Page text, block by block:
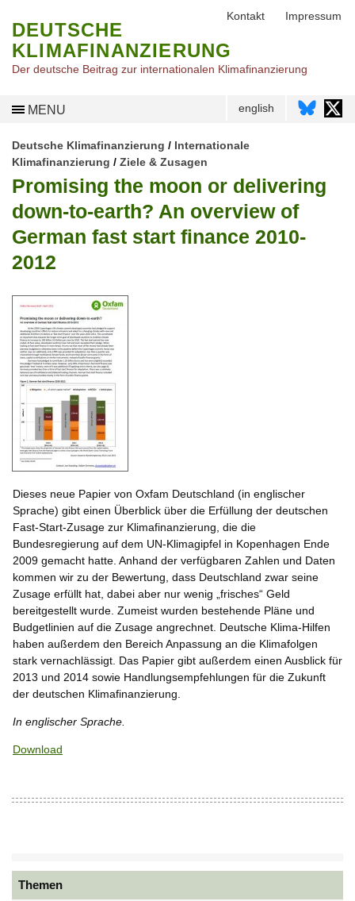
DEUTSCHE
KLIMAFINANZIERUNG
Der deutsche Beitrag zur internationalen Klimafinanzierung
MENU english
Deutsche Klimafinanzierung / Internationale
Klimafinanzierung / Ziele & Zusagen
Promising the moon or delivering
down-to-earth? An overview of
German fast start finance 2010-
2012
Dieses neue Papier von Oxfam Deutschland (in englischer
Sprache) gibt einen Überblick über die Erfüllung der deutschen
Fast-Start-Zusage zur Klimafinanzierung, die die
Bundesregierung auf dem UN-Klimagipfel in Kopenhagen Ende
2009 gemacht hatte. Anhand der verfügbaren Zahlen und Daten
kommen wir zu der Bewertung, dass Deutschland zwar seine
Zusage erfüllt hat, dabei aber nur wenig „frisches“ Geld
bereitgestellt wurde. Zumeist wurden bestehende Pläne und
Budgetlinien auf die Zusage angrechnet. Deutsche Klima-Hilfen
haben außerdem den Bereich Anpassung an die Klimafolgen
stark vernachlässigt. Das Papier gibt außerdem einen Ausblick für
2013 und 2014 sowie Handlungsempfehlungen für die Zukunft
der deutschen Klimafinanzierung.
In englischer Sprache.
Download
Themen
Kontakt Impressum